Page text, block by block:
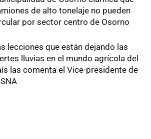
de alto tonelaje no pueden
por sector centro de Osorno
lecciones que están dejando las
lluvias en el mundo agrícola del
las comenta el Vice-presidente de